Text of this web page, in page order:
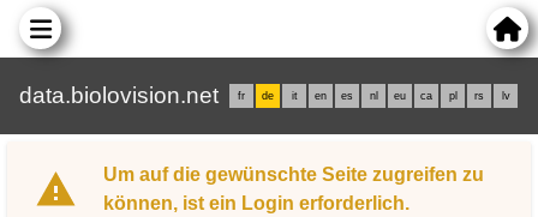
data.biolovision.net fr de it en es nl eu ca pl rs lv
Um auf die gewünschte Seite zugreifen zu
können, ist ein Login erforderlich.